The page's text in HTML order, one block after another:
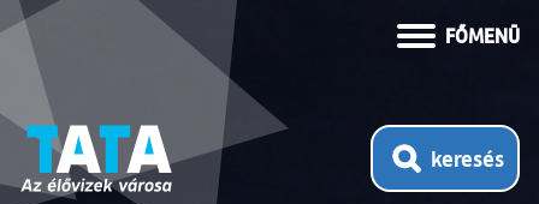
FŐMENÜ
keresés